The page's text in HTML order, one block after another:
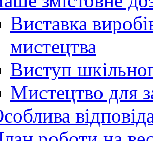
Виставка
мистецтва
Виступ
Мистецтво для